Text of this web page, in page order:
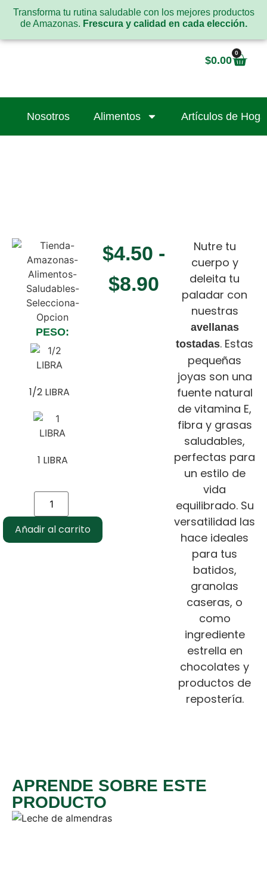
Transforma tu rutina saludable con los mejores productos
de Amazonas. Frescura y calidad en cada elección.
$0.00
0
Nosotros Alimentos Artículos de
PESO:
1/2 LIBRA
1 LIBRA
Añadir al carrito
$4.50 -
$8.90
Nutre tu
cuerpo y
deleita tu
paladar con
nuestras
avellanas
tostadas. Estas
pequeñas
joyas son una
fuente natural
de vitamina E,
fibra y grasas
saludables,
perfectas para
un estilo de
vida
equilibrado. Su
versatilidad las
hace ideales
para tus
batidos,
granolas
caseras, o
como
ingrediente
estrella en
chocolates y
productos de
repostería.
APRENDE SOBRE ESTE
PRODUCTO